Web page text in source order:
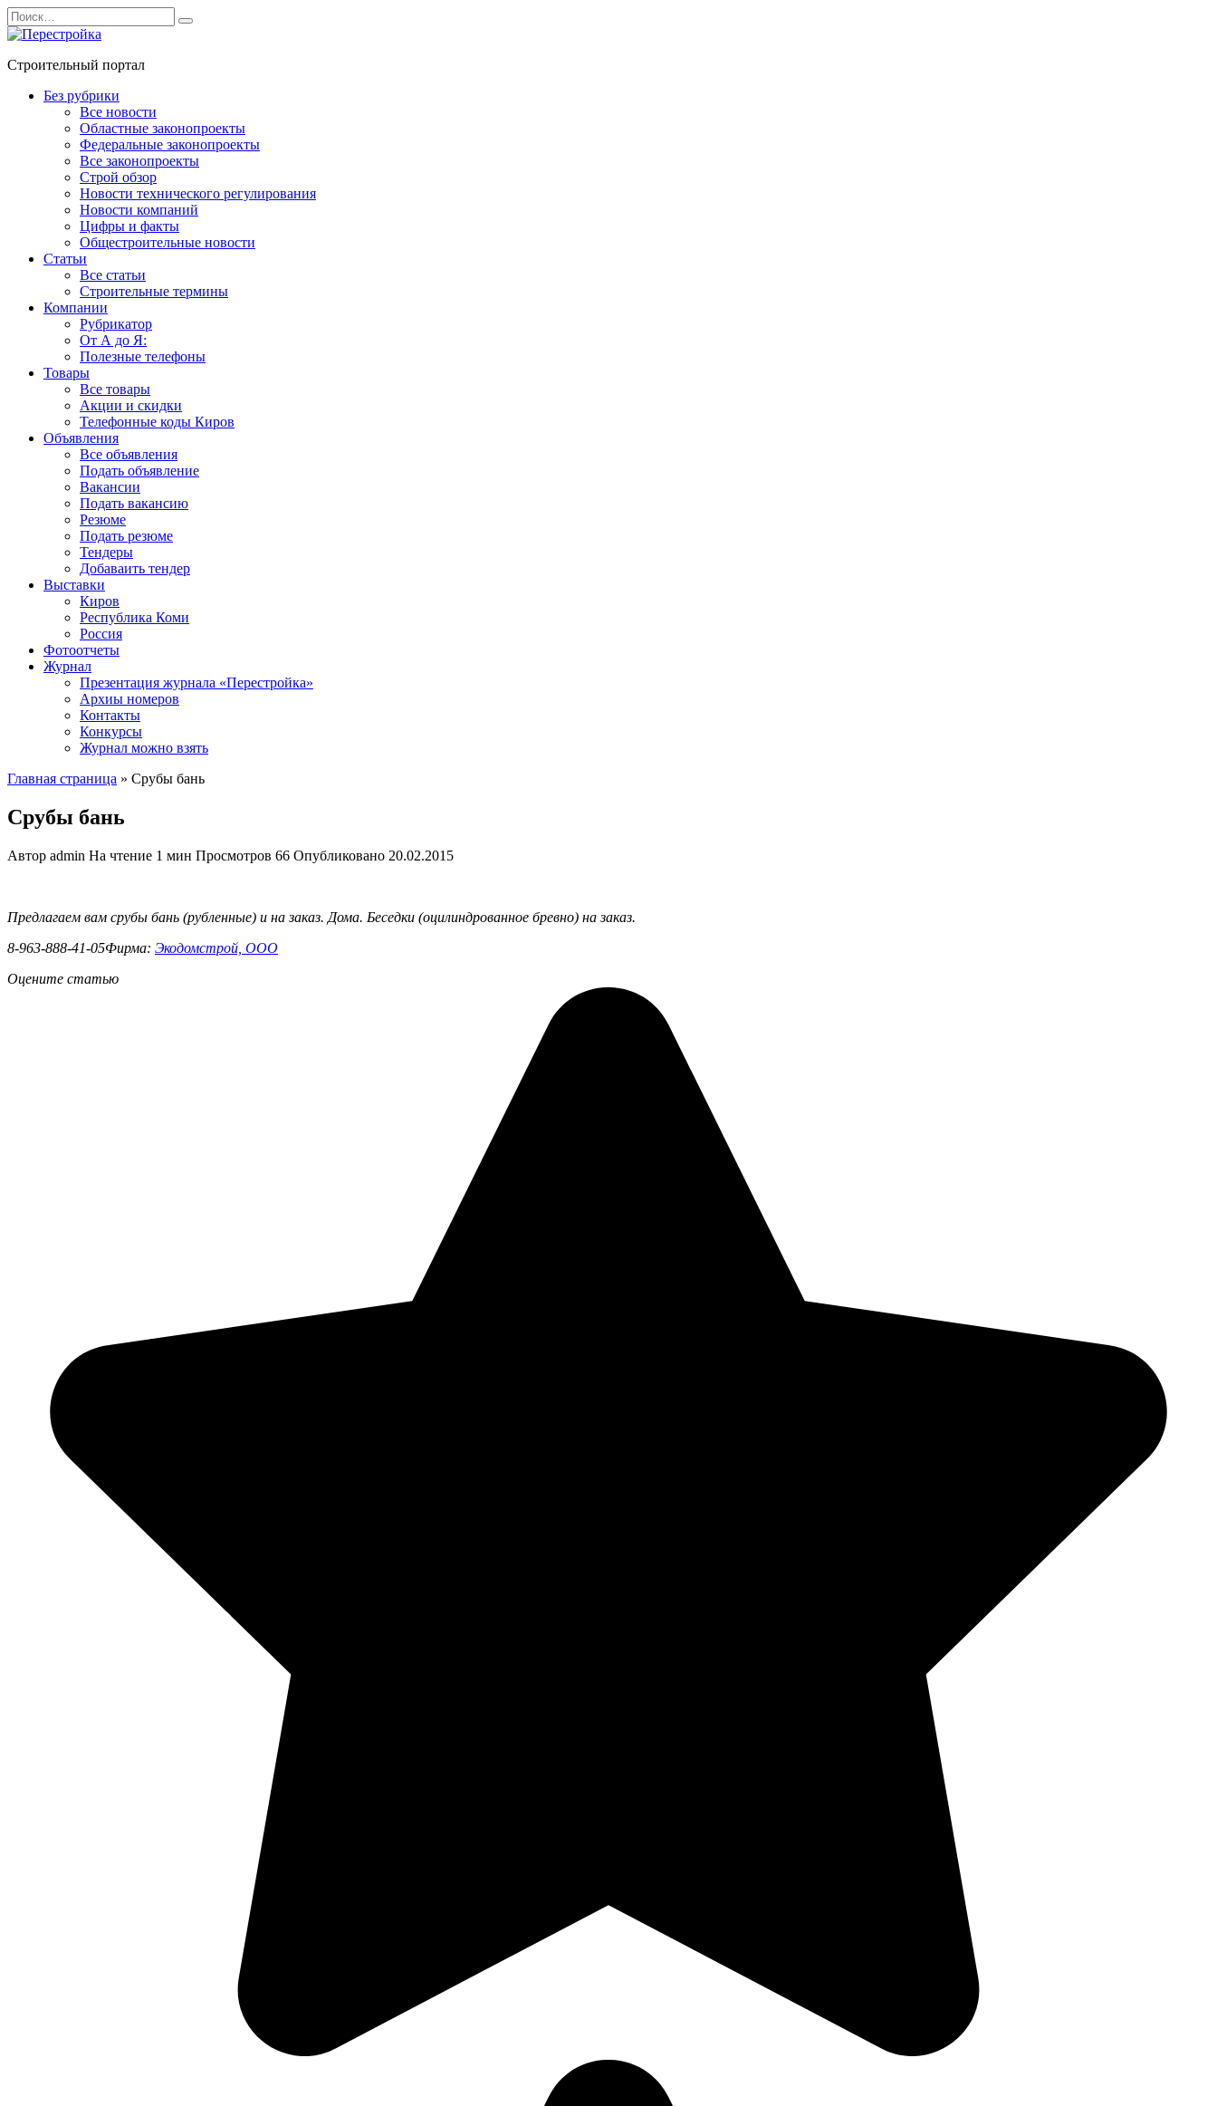
Перейти
к
содержанию
Search
for:
Строительный портал
Без рубрики
Все новости
Областные законопроекты
Федеральные законопроекты
Все законопроекты
Строй обзор
Новости технического регулирования
Новости компаний
Цифры и факты
Общестроительные новости
Статьи
Все статьи
Строительные термины
Компании
Рубрикатор
От А до Я:
Полезные телефоны
Товары
Все товары
Акции и скидки
Телефонные коды Киров
Объявления
Все объявления
Подать объявление
Вакансии
Подать вакансию
Резюме
Подать резюме
Тендеры
Добаваить тендер
Выставки
Киров
Республика Коми
Россия
Фотоотчеты
Журнал
Презентация журнала «Перестройка»
Архиы номеров
Контакты
Конкурсы
Журнал можно взять
Главная страница » Срубы бань
Срубы бань
Автор admin На чтение 1 мин Просмотров 66 Опубликовано 20.02.2015
Предлагаем вам срубы бань (рубленные) и на заказ. Дома. Беседки (оцилиндрованное бревно) на заказ.
8-963-888-41-05Фирма: Экодомстрой, ООО
Оцените статью